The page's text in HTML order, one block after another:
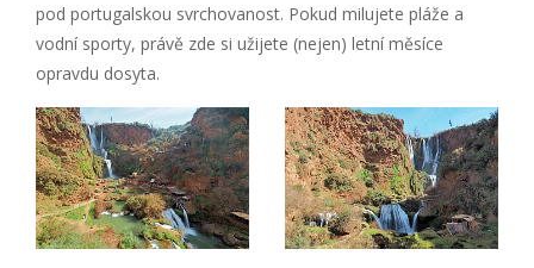
pod portugalskou svrchovanost. Pokud milujete pláže a
vodní sporty, právě zde si užijete (nejen) letní měsíce
opravdu dosyta.